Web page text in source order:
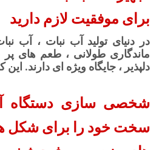
برای موفقیت لازم دارید
در دنیای تولید آب نبات ، آب
ماندگاری طولانی ، طعم های
دلپذیر ، جایگاه ویژه ای دارند.
شخصی سازی دستگاه
سخت خود را برای شکل